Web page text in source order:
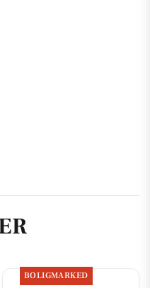
BOLIGMARKED